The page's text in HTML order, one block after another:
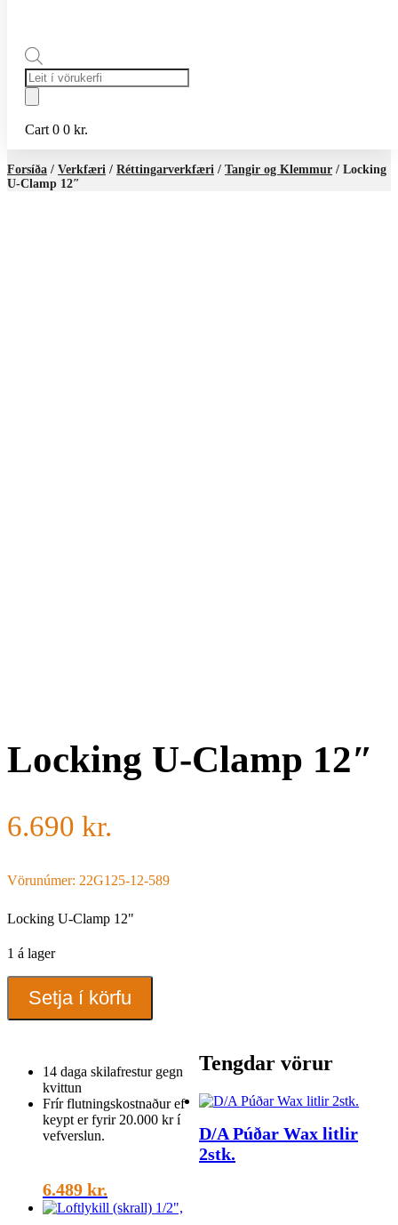
Products
search
Cart 0 0 kr.
Forsíða / Verkfæri / Réttingarverkfæri / Tangir og Klemmur / Locking
U-Clamp 12″
Locking U-Clamp 12″
6.690 kr.
Vörunúmer: 22G125-12-589
Locking U-Clamp 12"
1 á lager
Locking
Setja í körfu
14 daga skilafrestur gegn
kvittun
Frír flutningskostnaður ef
keypt er fyrir 20.000 kr í
vefverslun.
Tengdar vörur
D/A Púðar Wax litlir
2stk.
6.489 kr.